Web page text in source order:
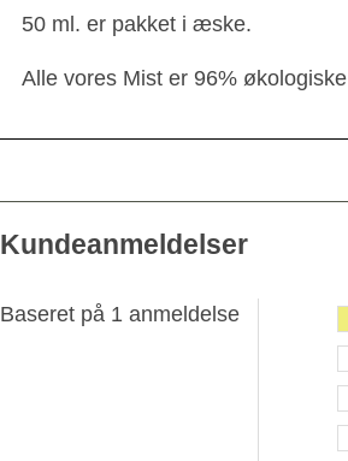
50 ml. er pakket i æske.
Alle vores Mist er 96% økologiske
Kundeanmeldelser
Baseret på 1 anmeldelse